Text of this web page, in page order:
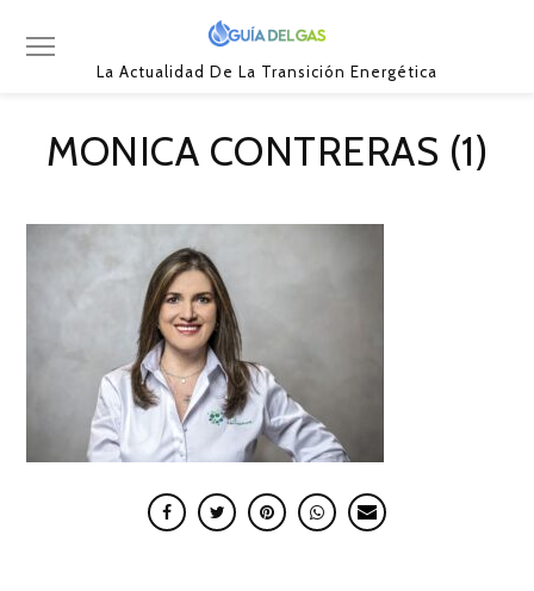
La Actualidad De La Transición Energética
MONICA CONTRERAS (1)